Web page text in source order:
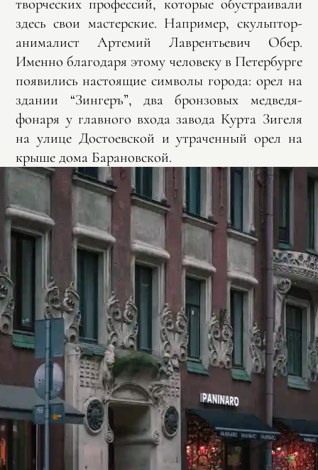
творческих профессий, которые обустраивали
здесь свои мастерские. Например, скульптор-
анималист Артемий Лаврентьевич Обер.
Именно благодаря этому человеку в Петербурге
появились настоящие символы города: орел на
здании “Зингеръ”, два бронзовых медведя-
фонаря у главного входа завода Курта Зигеля
на улице Достоевской и утраченный орел на
крыше дома Барановской.